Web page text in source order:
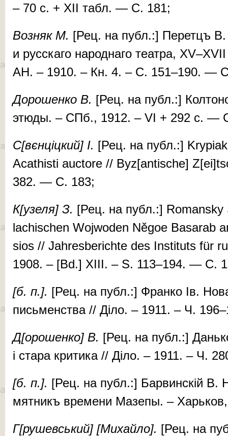
– 70 с. + XII табл. — С. 181;
Воз­няк М. [Рец. на публ.:] Пе­ретцъ В.
и рус­ска­го на­род­на­го те­ат­ра,
АН. – 1910. – Кн. 4. – С. 151–190. —
До­ро­шен­ко В. [Рец. на публ.:]
этю­ды. – СПб., 1912. – VI + 292 c. —
С[вєн­ціц­кий] І. [Рец. на публ.:]
Acath­is­ti auc­tore // Byz[an­tische]
382. — С. 183;
К[узе­ля] З. [Рец. на публ.:]
lachischen Wojwoden Něgoe Basa­rab
sios // Jahres­ber­ichte des In­sti­tuts für
1908. – [Bd.] XIII. – S. 113–194. — С.
[б. п.]. [Рец. на публ.:] Фран­ко Ів. Но­ва
пись­мен­ства // Ді­ло. – 1911. – Ч.
Д[оро­шен­ко] В. [Рец. на публ.:]
і ста­ра кри­ти­ка // Ді­ло. – 1911. – Ч.
[б. п.]. [Рец. на публ.:] Бар­вин­скій
мят­никъ вре­ме­ни Ма­зе­пы. –
Г[ру­шевський] [Ми­хай­ло]. [Рец. на